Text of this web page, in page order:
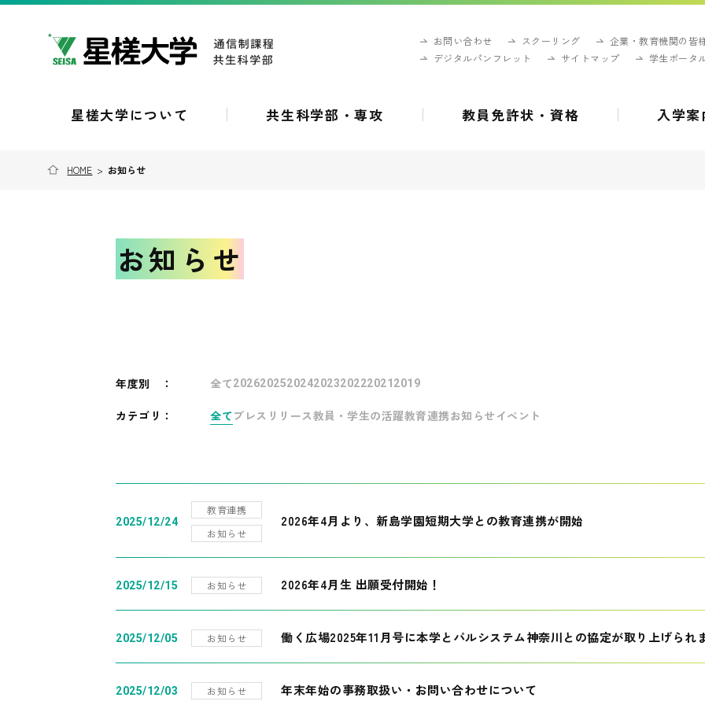
お問い合わせ スクーリング
企業・教育機関の皆
デジタルパンフレット
サイトマップ 学生ポータ
星槎大学について 共生科学部・専攻 教員免許状・資格 入学案
HOME > お知らせ
お知らせ
年度別 ： 全て202620252024202320222021 2019
カテゴリ： 全て プレスリリース教員・学生の活躍教育連携お知らせ イベント
2025/12/24
教育連携
お知らせ
2026年4月より、新島学園短期大学との教育連携が開始
2025/12/15 お知らせ 2026年4月生 出願受付開始！
2025/12/05 お知らせ 働く広場2025年11月号に本学とパルシステム神奈川との協定が取り上げられ
2025/12/03 お知らせ 年末年始の事務取扱い・お問い合わせについて